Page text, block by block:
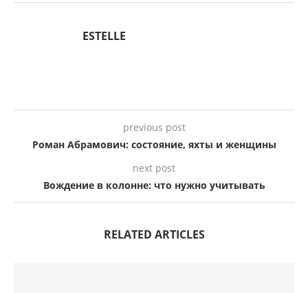
ESTELLE
previous post
Роман Абрамович: состояние, яхты и женщины
next post
Вождение в колонне: что нужно учитывать
RELATED ARTICLES